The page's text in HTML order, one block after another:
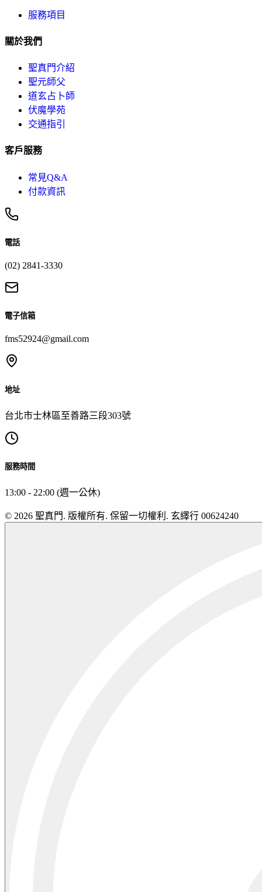
服務項目
關於我們
聖真門介紹
聖元師父
道玄占卜師
伏魔學苑
交通指引
客戶服務
常見Q&A
付款資訊
電話
(02) 2841-3330
電子信箱
fms52924@gmail.com
地址
台北市士林區至善路三段303號
服務時間
13:00 - 22:00 (週一公休)
© 2026 聖真門. 版權所有. 保留一切權利. 玄繹行 00624240